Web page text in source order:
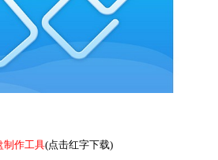
制作工具(点击红字下载)